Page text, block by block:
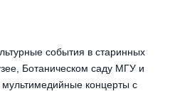
события в старинных
Ботаническом саду МГУ и
концерты с